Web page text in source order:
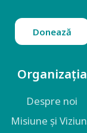
Donează
Organizația
Despre noi
Misiune și